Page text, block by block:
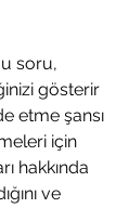
soru,
gösterir
etme şansı
için
hakkında
ve